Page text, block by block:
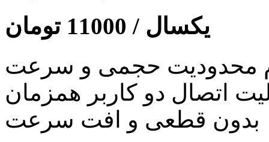
یکسال / 11000 تومان
محدودیت حجمی و سرعت
اتصال دو کاربر همزمان
بدون قطعی و افت سرعت